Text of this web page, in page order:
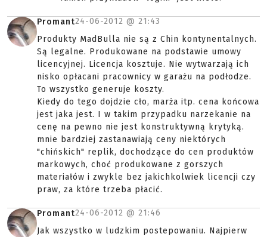
Promant24-06-2012 @ 21:43
Produkty MadBulla nie są z Chin kontynentalnych.
Są legalne. Produkowane na podstawie umowy
licencyjnej. Licencja kosztuje. Nie wytwarzają ich
nisko opłacani pracownicy w garażu na podłodze.
To wszystko generuje koszty.
Kiedy do tego dojdzie cło, marża itp. cena końcowa
jest jaka jest. I w takim przypadku narzekanie na
cenę na pewno nie jest konstruktywną krytyką.
mnie bardziej zastanawiają ceny niektórych
"chińskich" replik, dochodzące do cen produktów
markowych, choć produkowane z gorszych
materiałów i zwykle bez jakichkolwiek licencji czy
praw, za które trzeba płacić.
Promant24-06-2012 @ 21:46
Jak wszystko w ludzkim postepowaniu. Najpierw